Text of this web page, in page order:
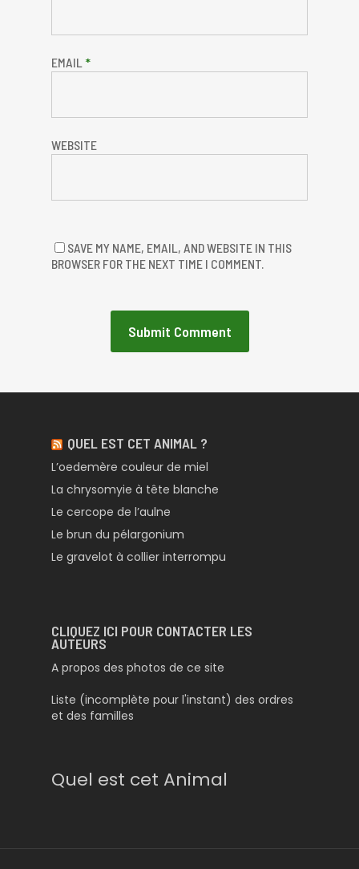
EMAIL *
WEBSITE
SAVE MY NAME, EMAIL, AND WEBSITE IN THIS
BROWSER FOR THE NEXT TIME I COMMENT.
QUEL EST CET ANIMAL ?
L’oedemère couleur de miel
La chrysomyie à tête blanche
Le cercope de l’aulne
Le brun du pélargonium
Le gravelot à collier interrompu
CLIQUEZ ICI POUR CONTACTER LES
AUTEURS
A propos des photos de ce site
Liste (incomplète pour l'instant) des ordres
et des familles
Quel est cet Animal